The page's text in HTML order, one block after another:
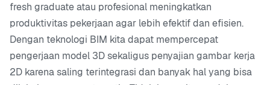
fresh graduate atau profesional meningkatkan
produktivitas pekerjaan agar lebih efektif dan efisien.
Dengan teknologi BIM kita dapat mempercepat
pengerjaan model 3D sekaligus penyajian gambar kerja
2D karena saling terintegrasi dan banyak hal yang bisa